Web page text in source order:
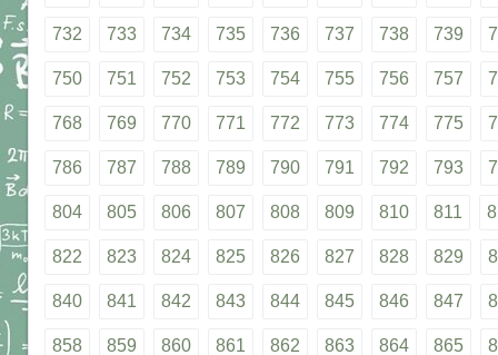
732 733 734 735 736 737 738 739
750 751 752 753 754 755 756 757
768 769 770 771 772 773 774 775
786 787 788 789 790 791 792 793
804 805 806 807 808 809 810 811
822 823 824 825 826 827 828 829
840 841 842 843 844 845 846 847
858 859 860 861 862 863 864 865